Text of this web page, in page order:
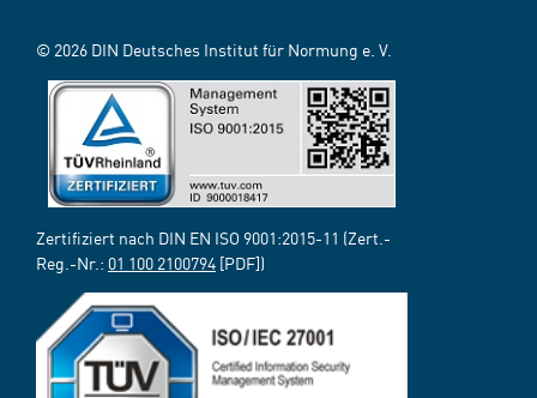
© 2026 DIN Deutsches Institut für Normung e. V.
Zertifiziert nach DIN EN ISO 9001:2015-11 (Zert.-
Reg.-Nr.: 01 100 2100794 [PDF])